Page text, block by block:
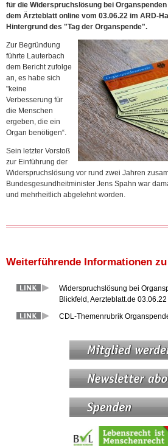
für die Widerspruchslösung bei
dem Ärzteblatt online vom 03.06.22 im ARD-
Hintergrund des "Tag der Organspende".
Zur Begründung
führte Lauterbach
dem Bericht zufolge
an, es habe sich
"keine
Verbesserung für
die Menschen
ergeben, die ein
Organ benötigen“.
Sein letzter Vorstoß
zur Einführung der
Widerspruchslösung vor rund zwei Jahren
Bundesgesundheitminister Jens Spahn war
und mehrheitlich abgelehnt worden.
Weiterführende Informationen zu
Widerspruchslösung bei
Blickfeld, Aerzteblatt.de 03.06.22
CDL-Themenrubrik